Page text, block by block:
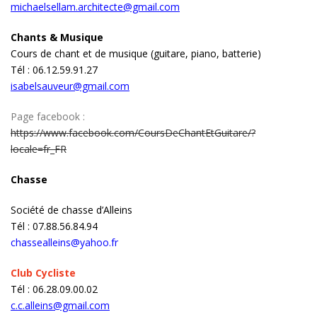
michaelsellam.architecte@gmail.com
Chants & Musique
Cours de chant et de musique (guitare, piano, batterie)
Tél : 06.12.59.91.27
isabelsauveur@gmail.com
Page facebook :
https://www.facebook.com/CoursDeChantEtGuitare/?
locale=fr_FR
Chasse
Société de chasse d’Alleins
Tél : 07.88.56.84.94
chassealleins@yahoo.fr
Club Cycliste
Tél : 06.28.09.00.02
c.c.alleins@gmail.com